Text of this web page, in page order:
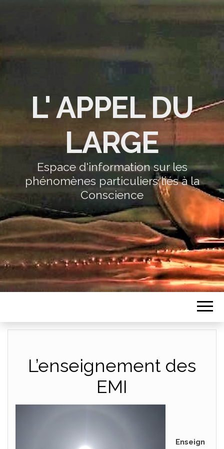
L' APPEL DU
LARGE
Espace d'information sur les
phénomènes particuliers liés à la
Conscience
L’enseignement des
EMI
Enseign